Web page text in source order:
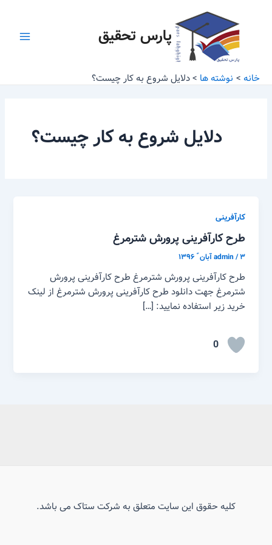
پارس تحقیق
خانه نوشته ها دلایل شروع به کار چیست؟
دلایل شروع به کار چیست؟
کارآفرینی
طرح کارآفرینی پرورش شترمرغ
admin/۳ آبان ّ ۱۳۹۶
طرح کارآفرینی پرورش شترمرغ طرح کارآفرینی پرورش
شترمرغ جهت دانلود طرح کارآفرینی پرورش شترمرغ از لینک
خرید زیر استفاده نمایید: […]
0
کلیه حقوق این سایت متعلق به شرکت ستاک می باشد.